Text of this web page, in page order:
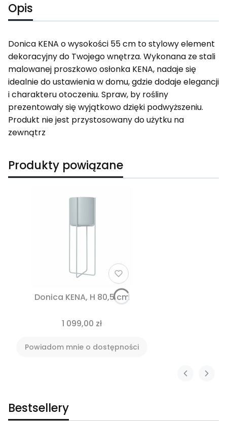
Opis
Donica KENA o wysokości 55 cm to stylowy element
dekoracyjny do Twojego wnętrza. Wykonana ze stali
malowanej proszkowo osłonka KENA, nadaje się
idealnie do ustawienia w domu, gdzie dodaje elegancji
i charakteru otoczeniu. Spraw, by rośliny
prezentowały się wyjątkowo dzięki podwyższeniu.
Produkt nie jest przystosowany do użytku na
zewnątrz
Produkty powiązane
Donica KENA, H 80,5 cm
1 099,00 zł
Powiadom mnie o dostępności
Bestsellery